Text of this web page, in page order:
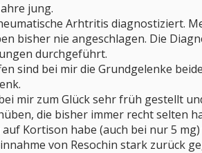
jung.
Arhtritis diagnostiziert.
bisher nie angeschlagen. Die
durchgeführt.
sind bei mir die Grundgelenke
mir zum Glück sehr früh gestellt
die bisher immer recht selten
Kortison habe (auch bei nur 5
von Resochin stark zurück